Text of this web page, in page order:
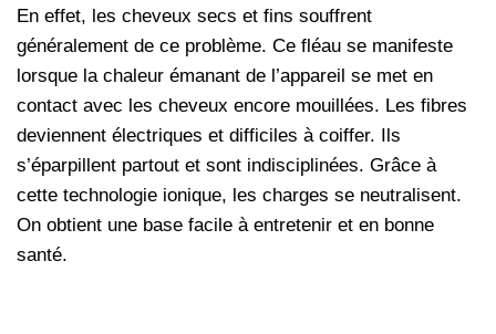
En effet, les cheveux secs et fins souffrent
généralement de ce problème. Ce fléau se manifeste
lorsque la chaleur émanant de l’appareil se met en
contact avec les cheveux encore mouillées. Les fibres
deviennent électriques et difficiles à coiffer. Ils
s’éparpillent partout et sont indisciplinées. Grâce à
cette technologie ionique, les charges se neutralisent.
On obtient une base facile à entretenir et en bonne
santé.